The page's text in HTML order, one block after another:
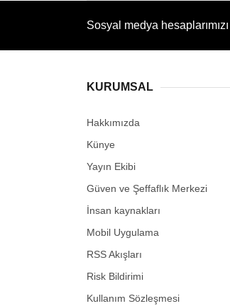
Sosyal medya
KURUMSAL
Hakkımızda
Künye
Yayın Ekibi
Güven ve Şeffaflık Merkezi
İnsan kaynakları
Mobil Uygulama
RSS Akışları
Risk Bildirimi
Kullanım Sözleşmesi